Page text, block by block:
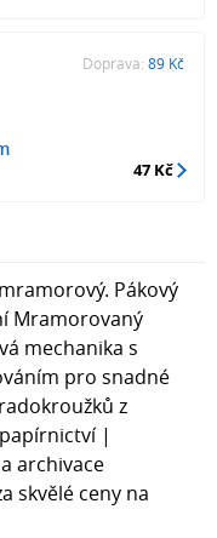
Doprava: 89 Kč
47 Kč
Pákový
Mramorovaný
mechanika s
pro snadné
z
|
archivace
skvělé ceny na